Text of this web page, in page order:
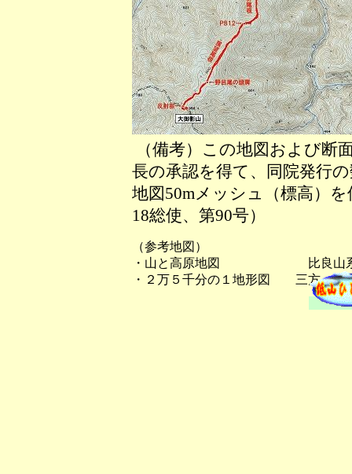
（備考）この地図および断
長の承認を得て、同院発行
地図50mメッシュ（標高）
18総使、第90号）
（参考地図）
・山と高原地図 比良山系
・２万５千分の１地形図 三方